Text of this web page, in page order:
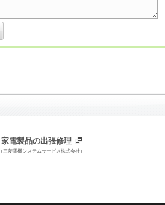
家電製品の出張修理
（三菱電機システムサービス株式会社）